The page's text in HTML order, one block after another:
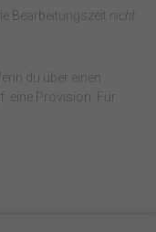
Bearbeitungszeit nicht
du über einen
eine Provision. Für